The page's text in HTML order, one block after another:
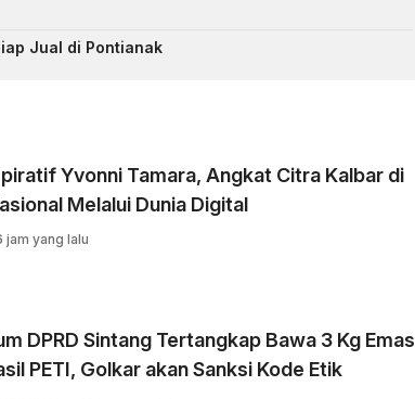
Jual di Pontianak
Yvonni Tamara, Angkat Citra Kalbar di
Melalui Dunia Digital
jam yang lalu
DPRD Sintang Tertangkap Bawa 3 Kg Emas
PETI, Golkar akan Sanksi Kode Etik